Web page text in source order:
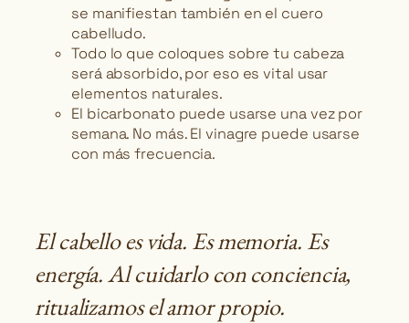
se manifiestan también en el cuero
cabelludo.
Todo lo que coloques sobre tu cabeza
será absorbido, por eso es vital usar
elementos naturales.
El bicarbonato puede usarse una vez por
semana. No más. El vinagre puede usarse
con más frecuencia.
El cabello es vida. Es memoria. Es
energía. Al cuidarlo con conciencia,
ritualizamos el amor propio.